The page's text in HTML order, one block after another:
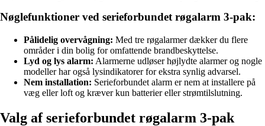
Nøglefunktioner ved serieforbundet røgalarm 3-pak:
Pålidelig overvågning: Med tre røgalarmer dækker du flere
områder i din bolig for omfattende brandbeskyttelse.
Lyd og lys alarm: Alarmerne udløser højlydte alarmer og nogle
modeller har også lysindikatorer for ekstra synlig advarsel.
Nem installation: Serieforbundet alarm er nem at installere på
væg eller loft og kræver kun batterier eller strømtilslutning.
Valg af serieforbundet røgalarm 3-pak